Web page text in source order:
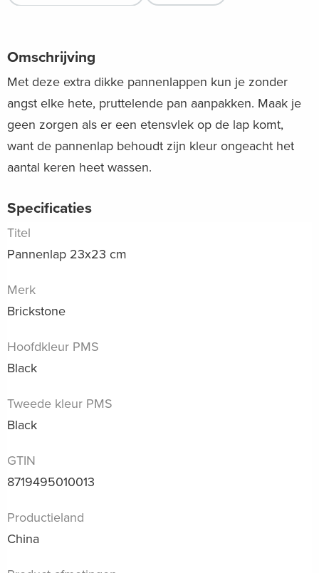
Omschrijving
Met deze extra dikke pannenlappen kun je zonder
angst elke hete, pruttelende pan aanpakken. Maak je
geen zorgen als er een etensvlek op de lap komt,
want de pannenlap behoudt zijn kleur ongeacht het
aantal keren heet wassen.
Specificaties
Titel
Pannenlap 23x23 cm
Merk
Brickstone
Hoofdkleur PMS
Black
Tweede kleur PMS
Black
GTIN
8719495010013
Productieland
China